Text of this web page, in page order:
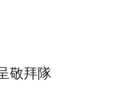
敬拜隊